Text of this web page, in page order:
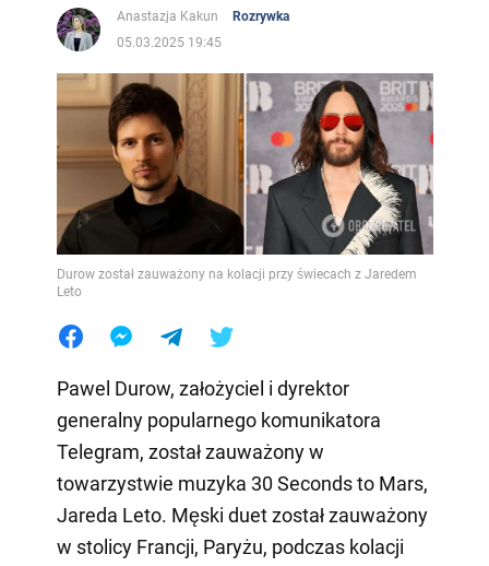
Anastazja Kakun
Rozrywka
05.03.2025 19:45
Durow został zauważony na kolacji przy świecach z Jaredem
Leto
Pawel Durow, założyciel i dyrektor
generalny popularnego komunikatora
Telegram, został zauważony w
towarzystwie muzyka 30 Seconds to Mars,
Jareda Leto. Męski duet został zauważony
w stolicy Francji, Paryżu, podczas kolacji